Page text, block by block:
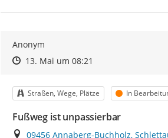
Anonym
Zeitpunkt des Erstellens
Zeitpunkt des Erstellens
13. Mai um 08:21
Kategorie
Straßen, Wege, Plätze Status
In
Fußweg ist unpassierbar
Ort
09456 Annaberg-Buchholz,